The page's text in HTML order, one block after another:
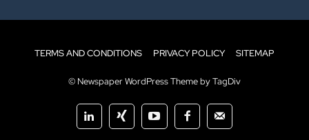
TERMS AND CONDITIONS PRIVACY POLICY SITEMAP
© Newspaper WordPress Theme by TagDiv